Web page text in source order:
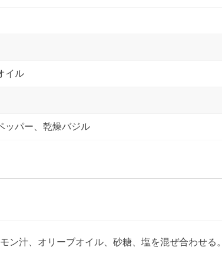
イル
ッパー、乾燥バジル
ン汁、オリーブオイル、砂糖、塩を混ぜ合わせる。